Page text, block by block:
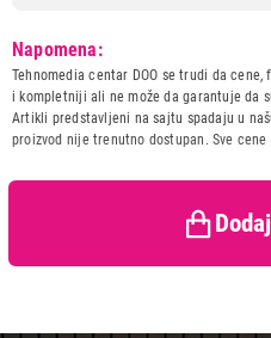
Naziv i vrsta robe:
VAGA
Uvoznik:
ERG
Zemlja porekla:
Kina
Napomena:
Tehnomedia centar DOO se trudi da
i kompletniji ali ne može da garantuje da
Artikli predstavljeni na sajtu spadaju u
proizvod nije trenutno dostupan. Sve cene
VAGE
VOX PW436-01
Proizvod je dodat u
Ukupno u korpi:0,00